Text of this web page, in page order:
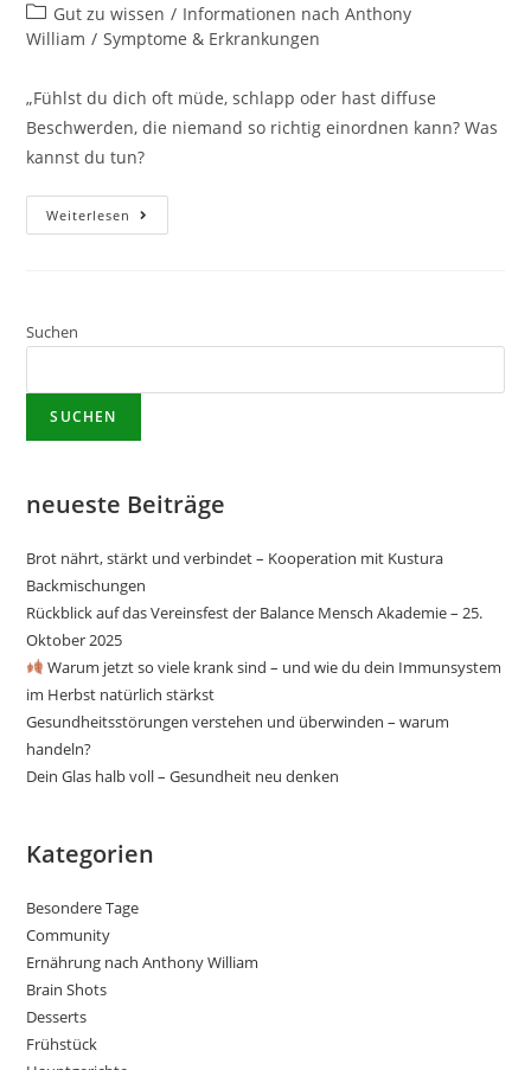
Gut zu wissen / Informationen nach Anthony
William / Symptome & Erkrankungen
„Fühlst du dich oft müde, schlapp oder hast diffuse
Beschwerden, die niemand so richtig einordnen kann? Was
kannst du tun?
Weiterlesen
Suchen
SUCHEN
neueste Beiträge
Brot nährt, stärkt und verbindet – Kooperation mit Kustura
Backmischungen
Rückblick auf das Vereinsfest der Balance Mensch Akademie – 25.
Oktober 2025
Warum jetzt so viele krank sind – und wie du dein Immunsystem
im Herbst natürlich stärkst
Gesundheitsstörungen verstehen und überwinden – warum
handeln?
Dein Glas halb voll – Gesundheit neu denken
Kategorien
Besondere Tage
Community
Ernährung nach Anthony William
Brain Shots
Desserts
Frühstück